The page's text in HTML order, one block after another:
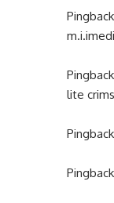
lite